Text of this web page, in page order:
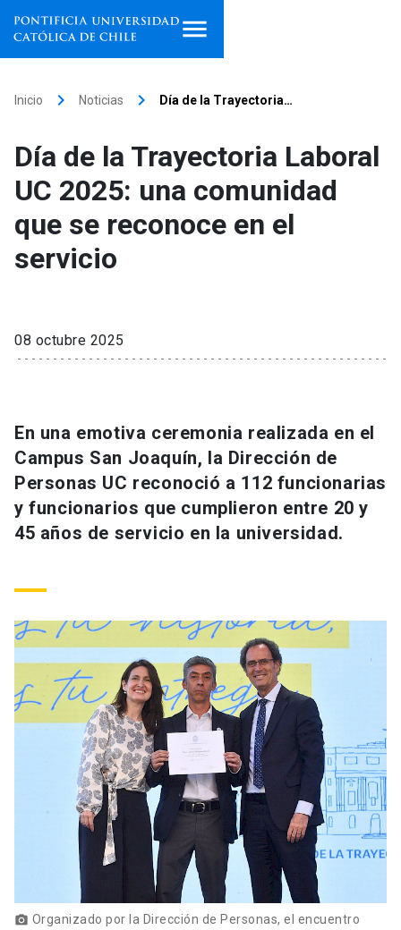
Facultades, escuelas e
institutos
Investigación
Información para keyboard_arrow_down
Futuros estudiantes
Académicos
Personal
Alumni launch
Padres y familia
Go to english site launch
Mi Cuenta UC launch
Correo UC launch
Mi Portal UC launch
Biblioteca launch
Donaciones launch
Inicio keyboard_arrow_right Noticias keyboard_arrow_right Día de la Trayectoria…
Día de la Trayectoria Laboral
UC 2025: una comunidad
que se reconoce en el
servicio
08 octubre 2025
En una emotiva ceremonia realizada en el
Campus San Joaquín, la Dirección de
Personas UC reconoció a 112 funcionarias
y funcionarios que cumplieron entre 20 y
45 años de servicio en la universidad.
photo_camera Organizado por la Dirección de Personas, el encuentro